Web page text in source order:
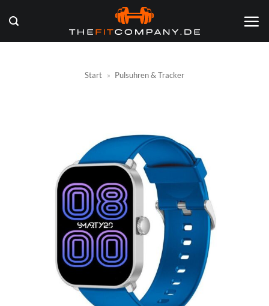
Inhalt
springen
Start » Pulsuhren & Tracker